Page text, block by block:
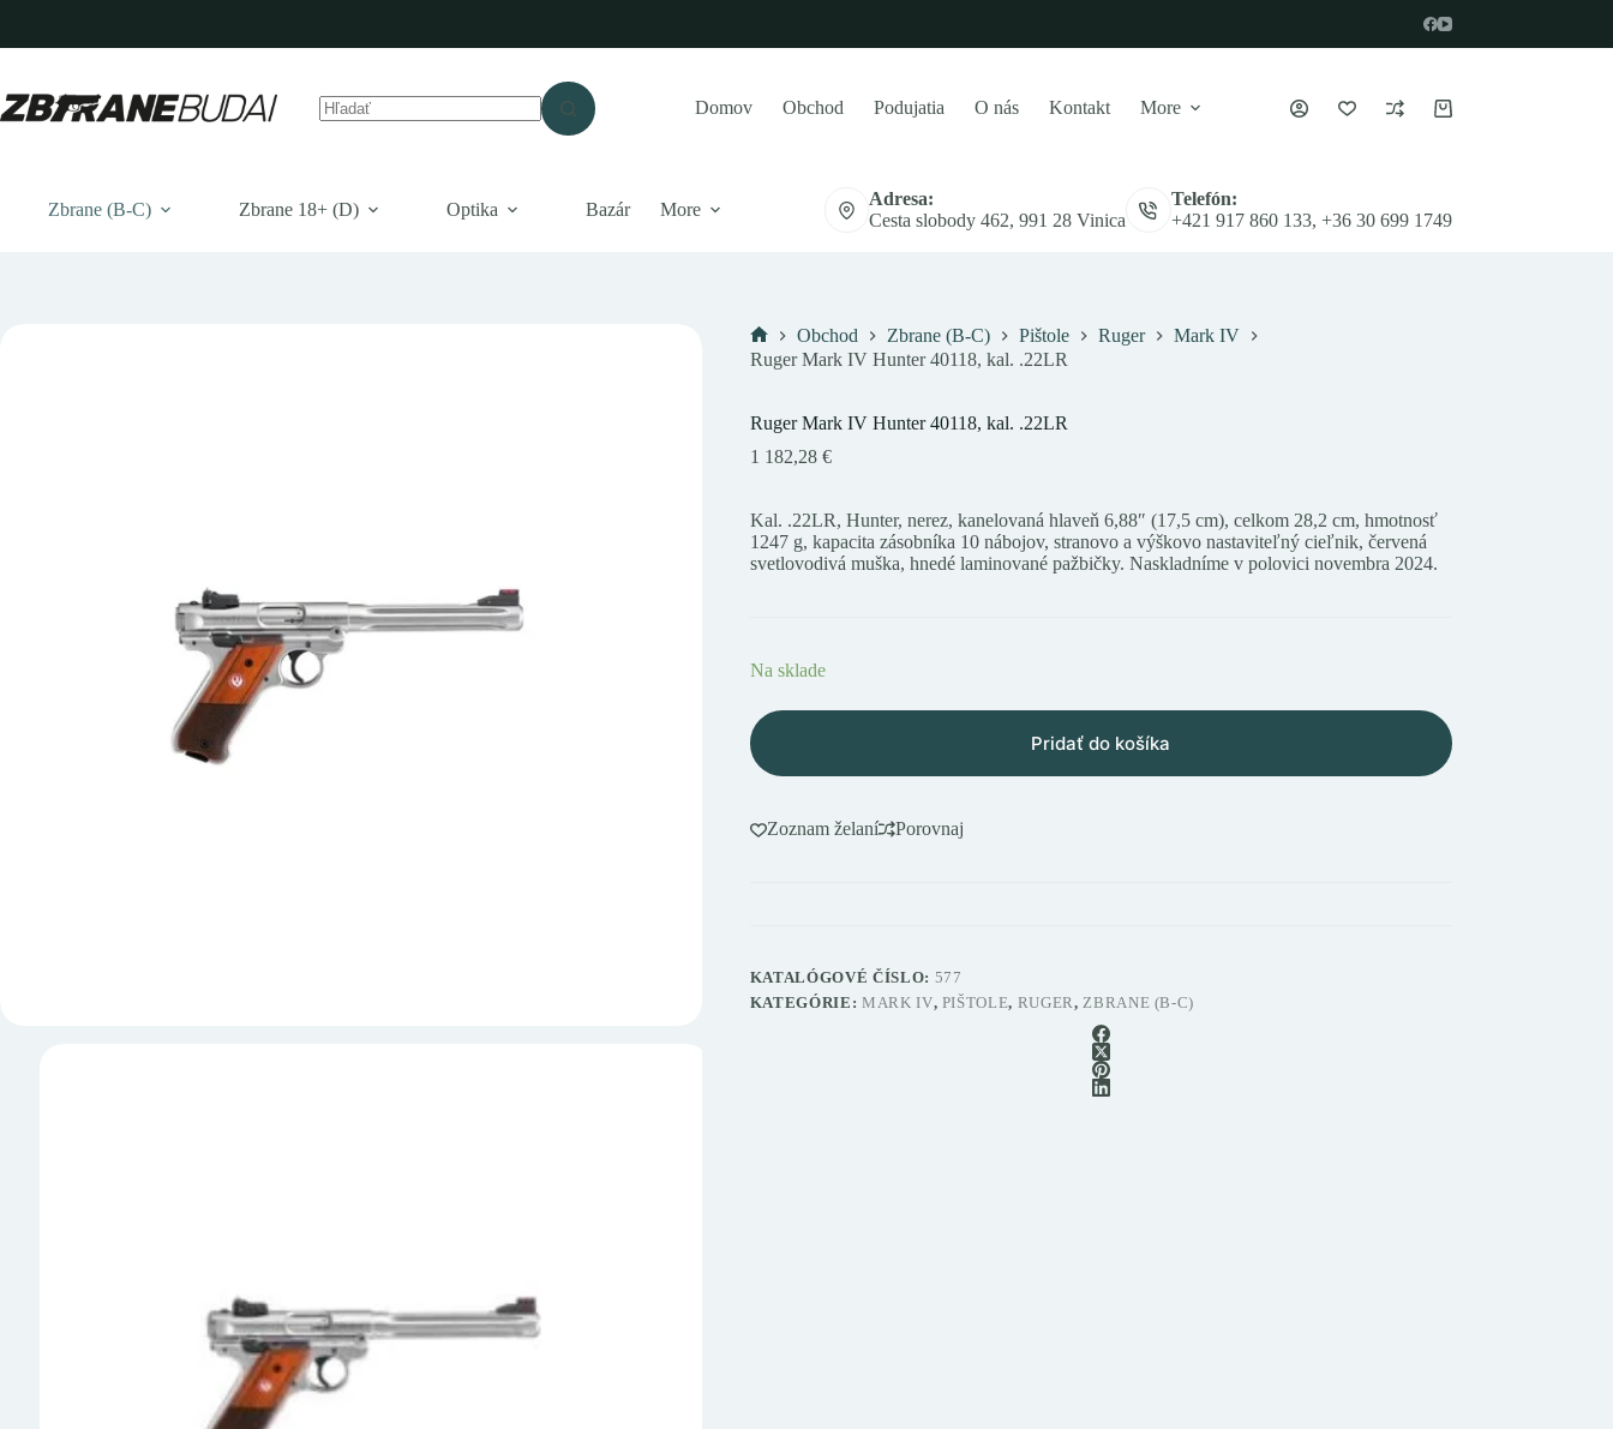
obsah
Domov Obchod Podujatia O nás Kontakt More
Nákupný
Zbrane (B-C) Zbrane 18+ (D) Optika Bazár More
Adresa:
Cesta slobody 462, 991 28 Vinica
Telefón:
+421 917 860 133, +36 30 699 1749
Domov
Obchod Zbrane (B-C) Pištole Ruger
Mark IV
Ruger Mark IV Hunter 40118, kal. .22LR
Ruger Mark IV Hunter 40118, kal. .22LR
1 182,28 €
Kal. .22LR, Hunter, nerez, kanelovaná hlaveň 6,88″ (17,5 cm), celkom 28,2 cm, hmotnosť
1247 g, kapacita zásobníka 10 nábojov, stranovo a výškovo nastaviteľný cieľnik, červená
svetlovodivá muška, hnedé laminované pažbičky. Naskladníme v polovici novembra 2024.
Na sklade
Pridať do košíka
Zoznam želaní Porovnaj
KATALÓGOVÉ ČÍSLO: 577
KATEGÓRIE: MARK IV, PIŠTOLE, RUGER , ZBRANE (B-C)